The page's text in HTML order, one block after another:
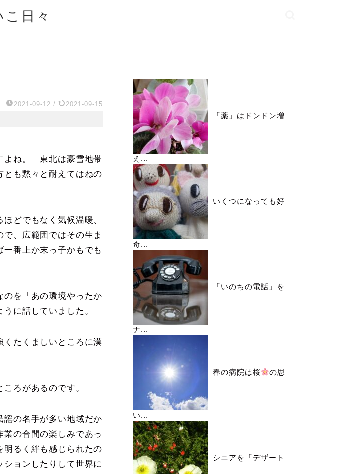
こ日々
2021-09-12 / 2021-09-15
よね。 東北は豪雪地帯
とも黙々と耐えてはねの
どでもなく気候温暖、
、広範囲ではその生ま
番上か末っ子かもでも
を「あの環境やったか
に話していました。
たくましいところに漠
ころがあるのです。
の名手が多い地域だか
の合間の楽しみであっ
るく絆も感じられたの
ョンしたりして世界に
「薬」はドンドン増
え...
いくつになっても好
奇...
「いのちの電話」を
ナ...
春の病院は桜 の思
い...
シニアを「デザート